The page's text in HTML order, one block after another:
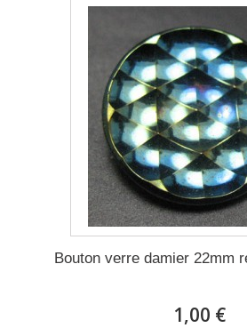
Bouton verre damier 22mm
1,00 €